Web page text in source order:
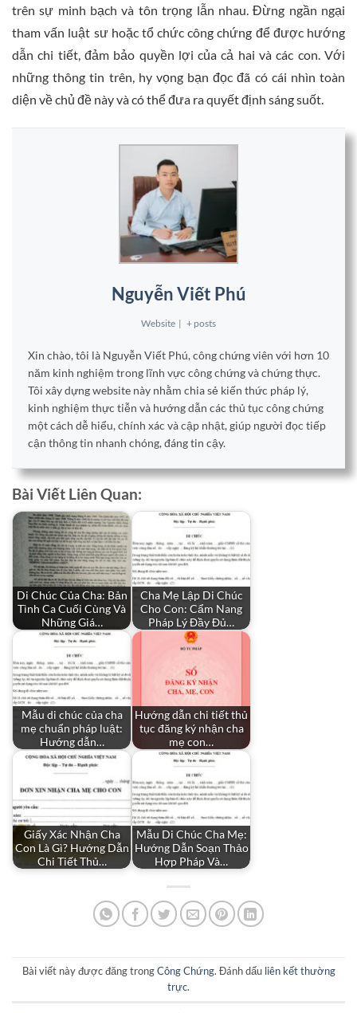
trên sự minh bạch và tôn trọng lẫn nhau. Đừng ngần ngại
tham vấn luật sư hoặc tổ chức công chứng để được hướng
dẫn chi tiết, đảm bảo quyền lợi của cả hai và các con. Với
những thông tin trên, hy vọng bạn đọc đã có cái nhìn toàn
diện về chủ đề này và có thể đưa ra quyết định sáng suốt.
Nguyễn Viết Phú
Website | + posts
Xin chào, tôi là Nguyễn Viết Phú, công chứng viên với hơn 10
năm kinh nghiệm trong lĩnh vực công chứng và chứng thực.
Tôi xây dựng website này nhằm chia sẻ kiến thức pháp lý,
kinh nghiệm thực tiễn và hướng dẫn các thủ tục công chứng
một cách dễ hiểu, chính xác và cập nhật, giúp người đọc tiếp
cận thông tin nhanh chóng, đáng tin cậy.
Bài Viết Liên Quan:
Di Chúc Của Cha: Bản
Tình Ca Cuối Cùng Và
Những Giá…
Cha Mẹ Lập Di Chúc
Cho Con: Cẩm Nang
Pháp Lý Đầy Đủ…
Mẫu di chúc của cha
mẹ chuẩn pháp luật:
Hướng dẫn…
Hướng dẫn chi tiết thủ
tục đăng ký nhận cha
mẹ con…
Giấy Xác Nhận Cha
Con Là Gì? Hướng Dẫn
Chi Tiết Thủ…
Mẫu Di Chúc Cha Mẹ:
Hướng Dẫn Soạn Thảo
Hợp Pháp Và…
Bài viết này được đăng trongCông Chứng. Đánh dấu liên kết thường
trực.